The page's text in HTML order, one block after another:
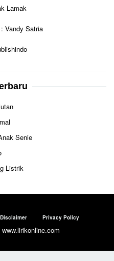
Lamak
Vandy Satria
Senie
Listrik
Disclaimer Privacy Policy